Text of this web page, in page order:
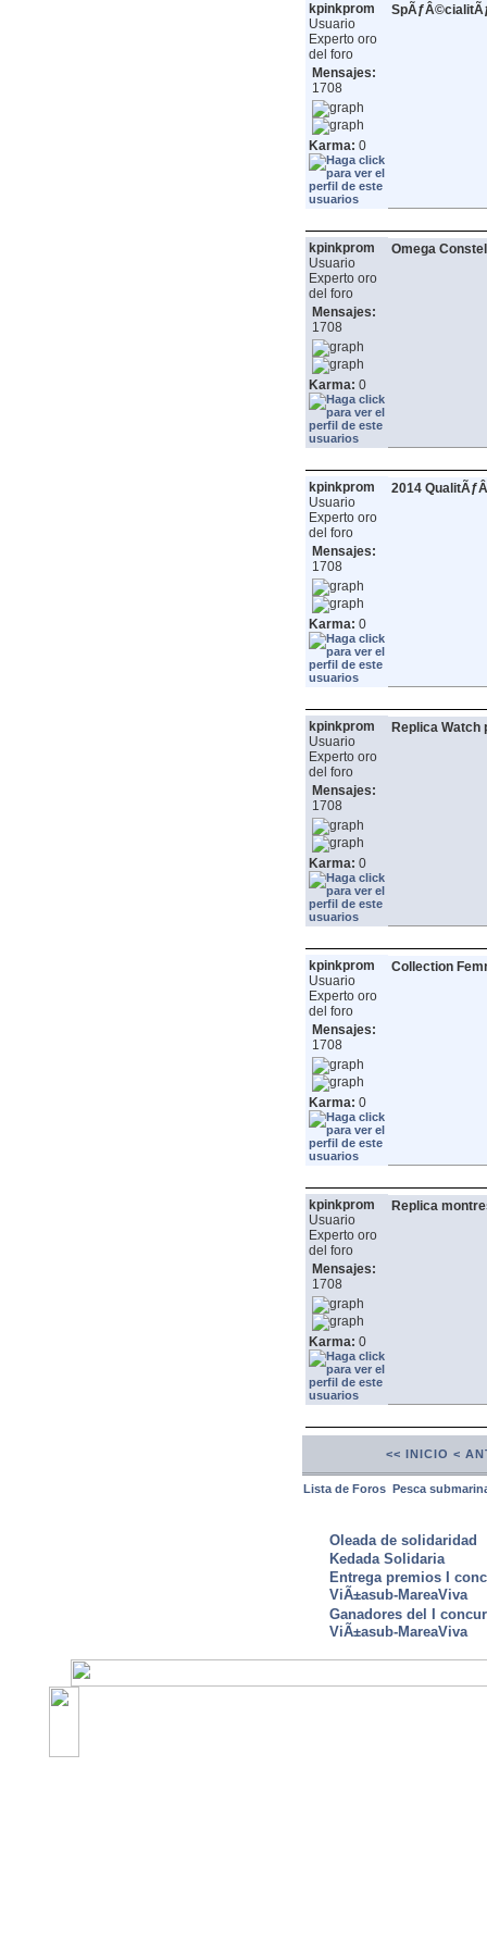
kpinkprom
Usuario
Experto oro
del foro
Mensajes:
1708
Karma: 0
kpinkprom
Usuario
Experto oro
del foro
Mensajes:
1708
Karma: 0
Omega
kpinkprom
Usuario
Experto oro
del foro
Mensajes:
1708
Karma: 0
2014
kpinkprom
Usuario
Experto oro
del foro
Mensajes:
1708
Karma: 0
Replica
kpinkprom
Usuario
Experto oro
del foro
Mensajes:
1708
Karma: 0
Collection
kpinkprom
Usuario
Experto oro
del foro
Mensajes:
1708
Karma: 0
Replica
<< INICIO <
Lista de Foros Pesca
Oleada de solidaridad
Kedada Solidaria
Entrega premios I
ViÃ±asub-MareaViva
Ganadores del I
ViÃ±asub-MareaViva